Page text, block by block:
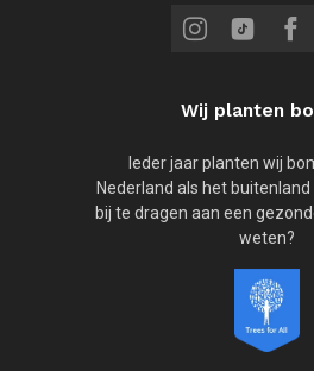
Wij planten
Ieder jaar planten wij
Nederland als het
bij te dragen aan een
weten?